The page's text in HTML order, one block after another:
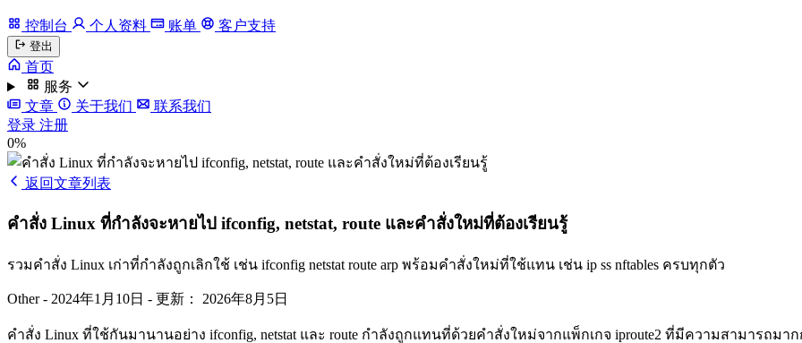
控制台 个人资料 账单 客户支持
登出
首页
服务
文章
关于我们
联系我们
登录 注册
0%
返回文章列表
คำสั่ง Linux ที่กำลังจะหายไป ifconfig, netstat, route และคำสั่งใหม่ที่ต้องเรียนรู้
รวมคำสั่ง Linux เก่าที่กำลังถูกเลิกใช้ เช่น ifconfig netstat route arp พร้อมคำสั่งใหม่ที่ใช้แทน เช่น ip ss nftables ครบทุกตัว
Other- 2024年1月10日 - 更新： 2026年8月5日
คำสั่ง Linux ที่ใช้กันมานานอย่าง ifconfig, netstat และ route กำลังถูกแทนที่ด้วยคำสั่งใหม่จากแพ็กเกจ iproute2 ที่มีความสามารถมา